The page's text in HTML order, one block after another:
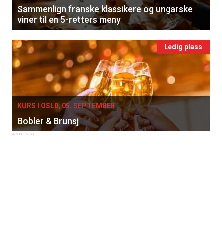
×
Få ukentlige nyhetsbrev fra
Apéritif
Vi tilbyr flere ukentlige nyhetsbrev. Du
kan fritt velge hvilke du ønsker å få
Sammenlign franske klassikere og ungarske
viner til en 5-retters meny
Ledig plass
KURS I OSLO, 05. SEPTEMBER
Bobler & Brunsj